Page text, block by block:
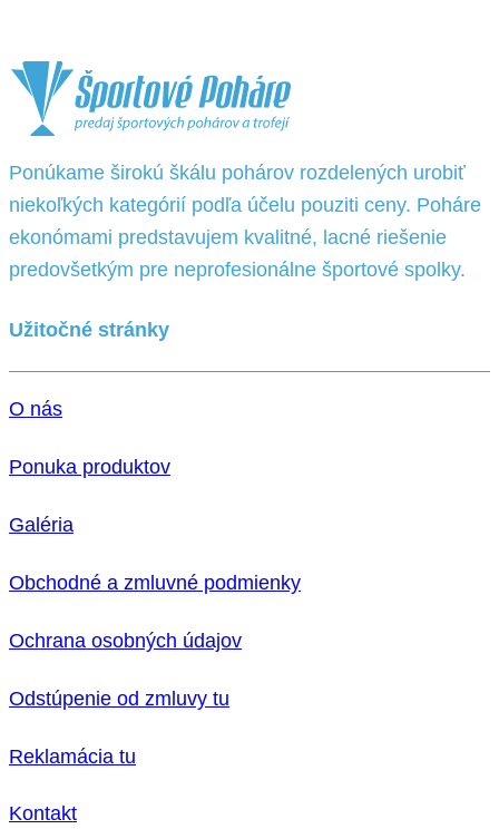
Ponúkame širokú škálu pohárov rozdelených urobiť
niekoľkých kategórií podľa účelu pouziti ceny. Poháre
ekonómami predstavujem kvalitné, lacné riešenie
predovšetkým pre neprofesionálne športové spolky.
Užitočné stránky
O nás
Ponuka produktov
Galéria
Obchodné a zmluvné podmienky
Ochrana osobných údajov
Odstúpenie od zmluvy tu
Reklamácia tu
Kontakt